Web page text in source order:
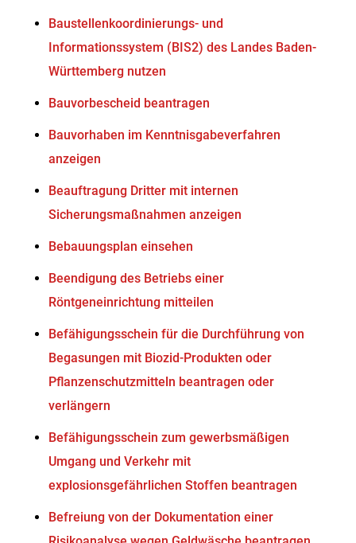
Baustellenkoordinierungs- und
Informationssystem (BIS2) des Landes Baden-
Württemberg nutzen
Bauvorbescheid beantragen
Bauvorhaben im Kenntnisgabeverfahren
anzeigen
Beauftragung Dritter mit internen
Sicherungsmaßnahmen anzeigen
Bebauungsplan einsehen
Beendigung des Betriebs einer
Röntgeneinrichtung mitteilen
Befähigungsschein für die Durchführung von
Begasungen mit Biozid-Produkten oder
Pflanzenschutzmitteln beantragen oder
verlängern
Befähigungsschein zum gewerbsmäßigen
Umgang und Verkehr mit
explosionsgefährlichen Stoffen beantragen
Befreiung von der Dokumentation einer